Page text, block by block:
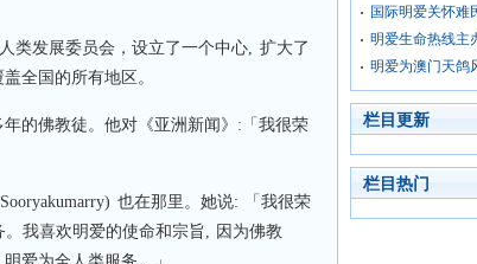
类发展委员会，设立了一个中心, 扩大了
全国的所有地区。
的佛教徒。他对《亚洲新闻》:「我很荣
也在那里。她说: 「我很荣
我喜欢明爱的使命和宗旨, 因为佛教
国际明爱关怀难
明爱生命热线主
明爱为澳门天鸽
栏目更新
栏目热门